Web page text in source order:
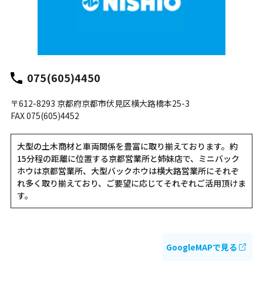
075(605)4450
〒612-8293 京都府京都市伏見区横大路橋本25-3
FAX 075(605)4452
大型の土木商材と車両関係を豊富に取り揃えております。約
15分程の距離に位置する京都営業所と姉妹店で、ミニバック
ホウは京都営業所、大型バックホウは横大路営業所にそれぞ
れ多く取り揃えており、ご要望に応じてそれぞれご活用頂けま
す。
GoogleMAPで見る